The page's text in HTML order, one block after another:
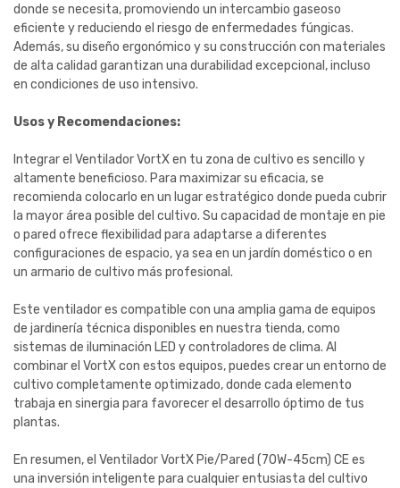
donde se necesita, promoviendo un intercambio gaseoso
eficiente y reduciendo el riesgo de enfermedades fúngicas.
Además, su diseño ergonómico y su construcción con materiales
de alta calidad garantizan una durabilidad excepcional, incluso
en condiciones de uso intensivo.
Usos y Recomendaciones:
Integrar el Ventilador VortX en tu zona de cultivo es sencillo y
altamente beneficioso. Para maximizar su eficacia, se
recomienda colocarlo en un lugar estratégico donde pueda cubrir
la mayor área posible del cultivo. Su capacidad de montaje en pie
o pared ofrece flexibilidad para adaptarse a diferentes
configuraciones de espacio, ya sea en un jardín doméstico o en
un armario de cultivo más profesional.
Este ventilador es compatible con una amplia gama de equipos
de jardinería técnica disponibles en nuestra tienda, como
sistemas de iluminación LED y controladores de clima. Al
combinar el VortX con estos equipos, puedes crear un entorno de
cultivo completamente optimizado, donde cada elemento
trabaja en sinergia para favorecer el desarrollo óptimo de tus
plantas.
En resumen, el Ventilador VortX Pie/Pared (70W-45cm) CE es
una inversión inteligente para cualquier entusiasta del cultivo